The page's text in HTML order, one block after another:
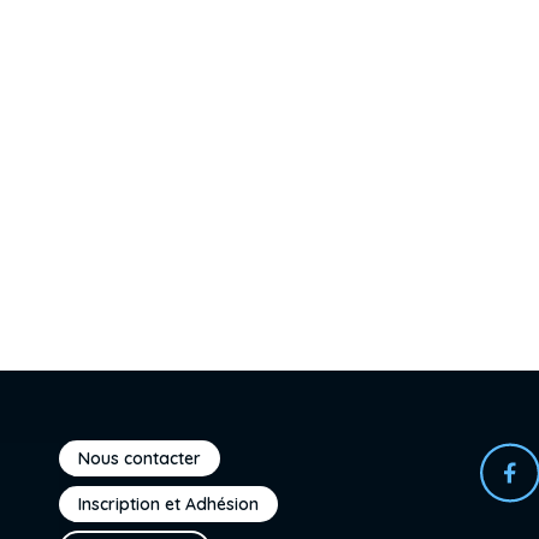
Nous contacter
Inscription et Adhésion